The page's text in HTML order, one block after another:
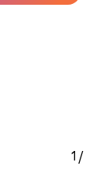
1 /